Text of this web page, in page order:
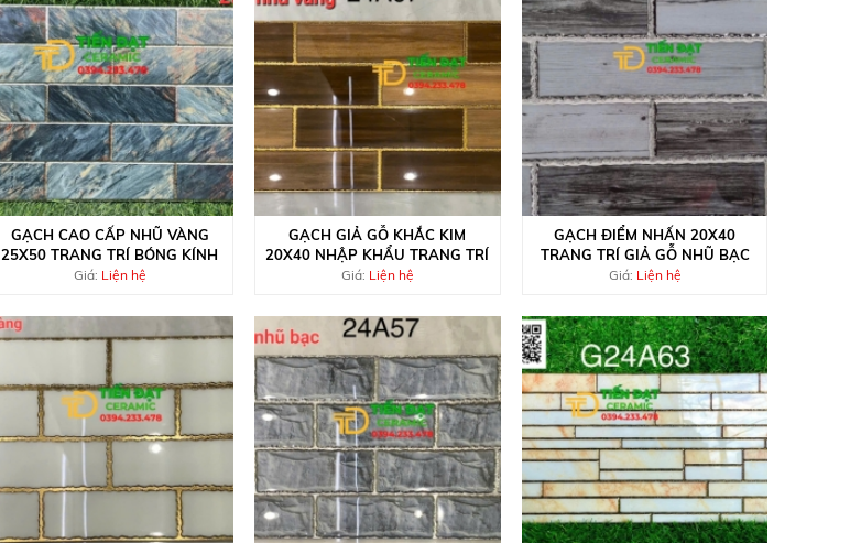
GẠCH CAO CẤP NHŨ VÀNG
25X50 TRANG TRÍ BÓNG KÍNH
Giá: Liện hệ
GẠCH GIẢ GỖ KHẮC KIM
20X40 NHẬP KHẨU TRANG TRÍ
Giá: Liện hệ
GẠCH ĐIỂM NHẤN 20X40
TRANG TRÍ GIẢ GỖ NHŨ BẠC
Giá: Liện hệ